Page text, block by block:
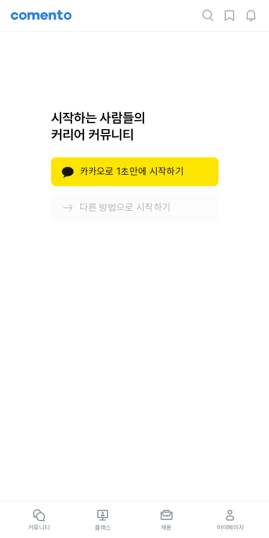
시작하는 사람들의
커리어 커뮤니티
카카오로 1초만에 시작하기
다른 방법으로 시작하기
커뮤니티 클래스 채용 마이페이지